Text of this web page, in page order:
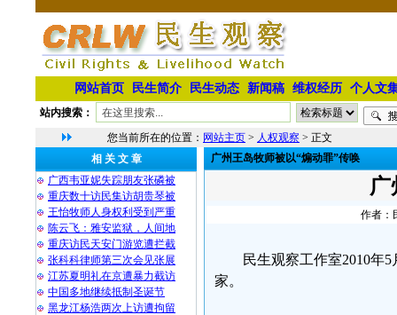
网站首页 民生简介 民生动态 新闻稿 维权经历 个人文
站内搜索：
您当前所在的位置： 网站主页 > 人权观察 > 正文
相 关 文 章
广西韦亚妮失踪朋友张磷被
重庆数十访民集访胡贵琴被
王怡牧师人身权利受到严重
陈云飞：雅安监狱，人间地
重庆访民天安门游览遭拦截
张科科律师第三次会见张展
江苏夏明礼在京遭暴力截访
中国多地继续抵制圣诞节
黑龙江杨浩两次上访遭拘留
广州王岛牧师被以“煽动罪”传唤
广
作者：
民生观察工作室2010年
家。